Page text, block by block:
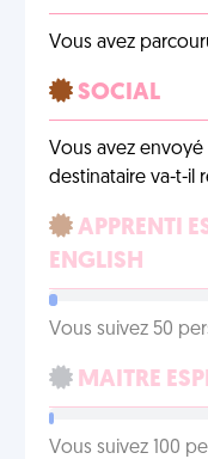
Vous avez
SOCIAL
Vous avez
destinataire va-t-il
APPRENTI
ENGLISH
Vous suivez 50
MAITRE
Vous suivez 100